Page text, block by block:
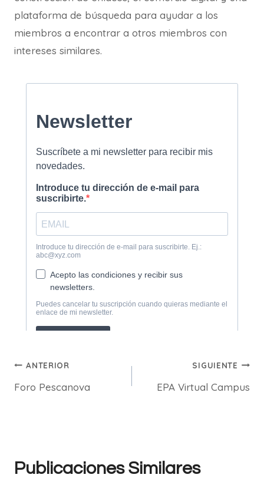
plataforma de búsqueda para ayudar a los
miembros a encontrar a otros miembros con
intereses similares.
Navegación
de
ANTERIOR
Foro Pescanova
SIGUIENTE
EPA Virtual Campus
Publicaciones Similares